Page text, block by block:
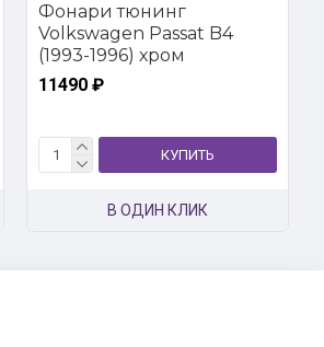
Фонари тюнинг
Volkswagen Passat B4
(1993-1996) хром
11490 ₽
КУПИТЬ
В ОДИН КЛИК